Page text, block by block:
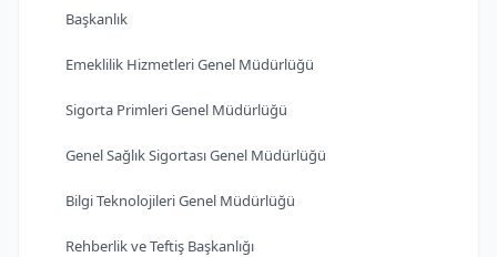
Başkanlık
Emeklilik Hizmetleri Genel Müdürlüğü
Sigorta Primleri Genel Müdürlüğü
Genel Sağlık Sigortası Genel Müdürlüğü
Bilgi Teknolojileri Genel Müdürlüğü
Rehberlik ve Teftiş Başkanlığı